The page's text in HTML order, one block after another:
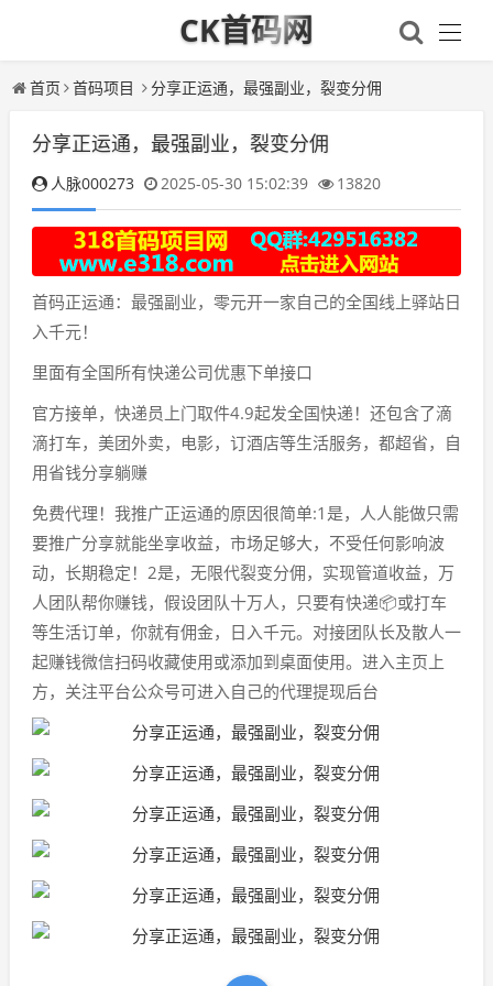
CK首码网
首页 首码项目 分享正运通，最强副业，裂变分佣
分享正运通，最强副业，裂变分佣
人脉000273 2025-05-30 15:02:39 13820
首码正运通：最强副业，零元开一家自己的全国线上驿站日
入千元！
里面有全国所有快递公司优惠下单接口
官方接单，快递员上门取件4.9起发全国快递！还包含了滴
滴打车，美团外卖，电影，订酒店等生活服务，都超省，自
用省钱分享躺赚
免费代理！我推广正运通的原因很简单:1是，人人能做只需
要推广分享就能坐享收益，市场足够大，不受任何影响波
动，长期稳定！2是，无限代裂变分佣，实现管道收益，万
人团队帮你赚钱，假设团队十万人，只要有快递📦或打车
等生活订单，你就有佣金，日入千元。对接团队长及散人一
起赚钱微信扫码收藏使用或添加到桌面使用。进入主页上
方，关注平台公众号可进入自己的代理提现后台